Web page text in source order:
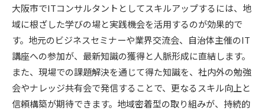
大阪市でITコンサルタントとしてスキルアップするには、地
域に根ざした学びの場と実践機会を活用するのが効果的で
す。地元のビジネスセミナーや業界交流会、自治体主催のIT
講座への参加が、最新知識の獲得と人脈形成に直結します。
また、現場での課題解決を通じて得た知識を、社内外の勉強
会やナレッジ共有会で発信することで、更なるスキル向上と
信頼構築が期待できます。地域密着型の取り組みが、持続的